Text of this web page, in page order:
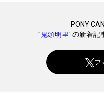
PONY
"鬼頭明里" の新着記
フ